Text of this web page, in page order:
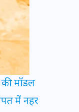
की मॉडल
में नहर